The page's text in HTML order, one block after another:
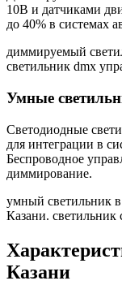
10В и датчиками
до 40% в системах
диммируемый
светильник dmx
Умные
Светодиодные
для интеграции в
Беспроводное
диммирование.
умный светильник
Казани. светильник
Казани